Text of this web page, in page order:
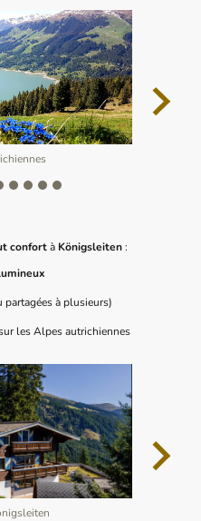
confortà Königsleiten:
partagées à plusieurs)
les Alpes autrichiennes